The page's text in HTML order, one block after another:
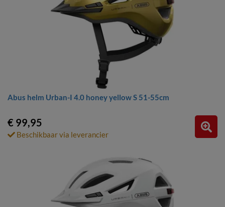
Abus helm Urban-I 4.0 honey yellow S 51-55cm
€ 99,95
Beschikbaar via leverancier